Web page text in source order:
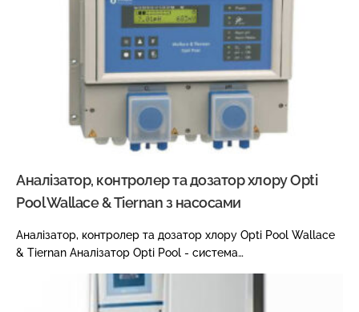
Аналізатор, контролер та дозатор хлору Opti
Pool Wallace & Tiernan з насосами
Аналізатор, контролер та дозатор хлору Opti Pool Wallace
& Tiernan Аналізатор Opti Pool - система…